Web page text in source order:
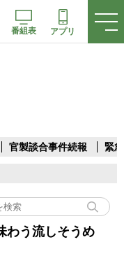
番組表 アプリ
官製談合事件続報 緊
わう流しそうめ